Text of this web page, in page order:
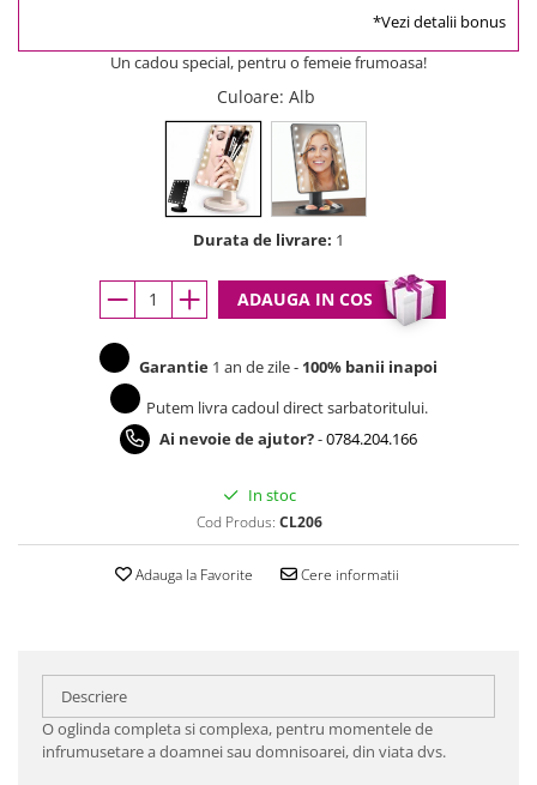
*Vezi detalii bonus
Un cadou special, pentru o femeie frumoasa!
Culoare: Alb
Durata de livrare: 1
ADAUGA IN COS
Garantie 1 an de zile - 100% banii inapoi
Putem livra cadoul direct sarbatoritului.
Ai nevoie de ajutor?-0784.204.166
In stoc
Cod Produs: CL206
Adauga la Favorite Cere informatii
Descriere
O oglinda completa si complexa, pentru momentele de
infrumusetare a doamnei sau domnisoarei, din viata dvs.